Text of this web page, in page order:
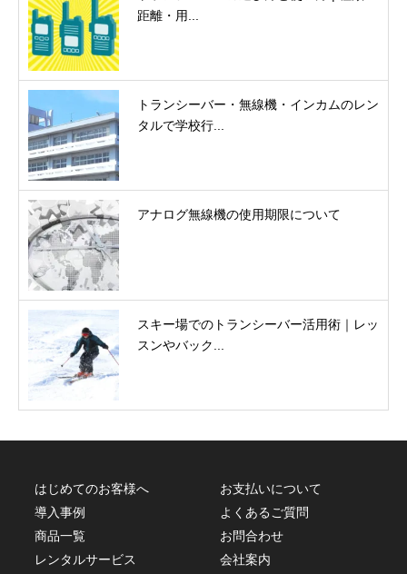
距離・用...
トランシーバー・無線機・インカムのレン
タルで学校行...
アナログ無線機の使用期限について
スキー場でのトランシーバー活用術｜レッ
スンやバック...
はじめてのお客様へ
導入事例
商品一覧
レンタルサービス
お支払いについて
よくあるご質問
お問合わせ
会社案内